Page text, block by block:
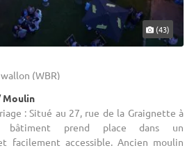
(43)
(WBR)
Moulin
: Situé au 27, rue de la Graignette à
bâtiment prend place dans un
facilement accessible. Ancien moulin